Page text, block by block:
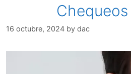
16 octubre, 2024 by dac